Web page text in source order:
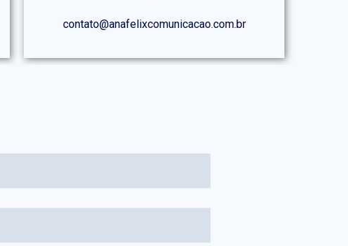
contato@anafelixcomunicacao.com.br